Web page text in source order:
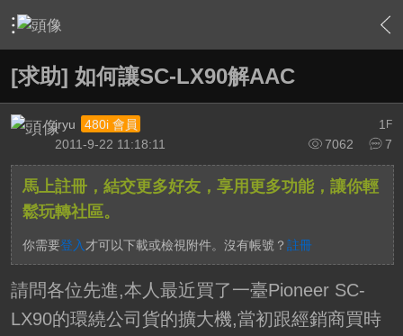
› 家庭劇院 › 擴大機討論區 › 內容
[求助] 如何讓SC-LX90解AAC
1 F
jryu
480i 會員
7062
7
2011-9-22 11:18:11
馬上註冊，結交更多好友，享用更多功能，讓你輕
鬆玩轉社區。
你需要登入 才可以下載或檢視附件。沒有帳號？ 註冊
請問各位先進,本人最近買了一臺Pioneer SC-
LX90的環繞公司貨的擴大機,當初跟經銷商買時